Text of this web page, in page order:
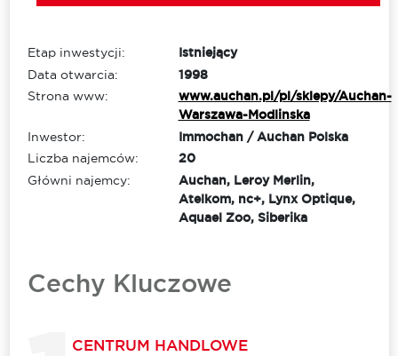
Etap inwestycji:
Istniejący
Data otwarcia:
1998
Strona www:
www.auchan.pl/pl/sklepy/Auchan-
Warszawa-Modlinska
Inwestor:
Immochan / Auchan Polska
Liczba najemców:
20
Główni najemcy:
Auchan, Leroy Merlin,
Atelkom, nc+, Lynx Optique,
Aquael Zoo, Siberika
Cechy Kluczowe
CENTRUM HANDLOWE